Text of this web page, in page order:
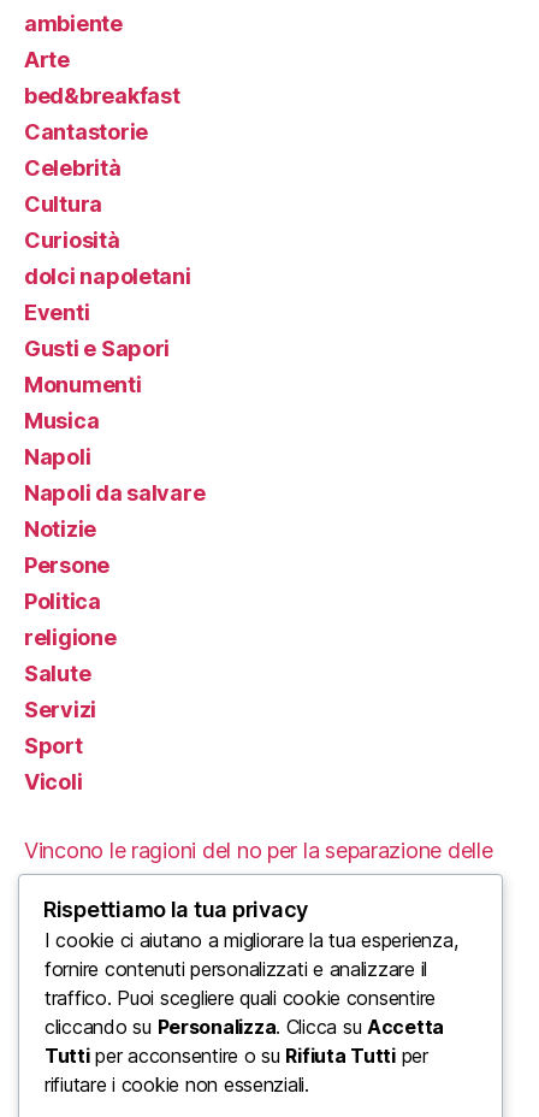
ambiente
Arte
bed&breakfast
Cantastorie
Celebrità
Cultura
Curiosità
dolci napoletani
Eventi
Gusti e Sapori
Monumenti
Musica
Napoli
Napoli da salvare
Notizie
Persone
Politica
religione
Salute
Servizi
Sport
Vicoli
Vincono le ragioni del no per la separazione delle
carriere
Le Proteste in Iran: Un’Analisi delle Cause e delle
Conseguenze Tragiche
L’ordine mondiale di Trump: un enorme urlo di
disinformazione di Stato
Rispettiamo la tua privacy
I cookie ci aiutano a migliorare la tua esperienza,
fornire contenuti personalizzati e analizzare il
traffico. Puoi scegliere quali cookie consentire
cliccando su Personalizza. Clicca suAccetta
Tuttiper acconsentire o su Rifiuta Tuttiper
rifiutare i cookie non essenziali.